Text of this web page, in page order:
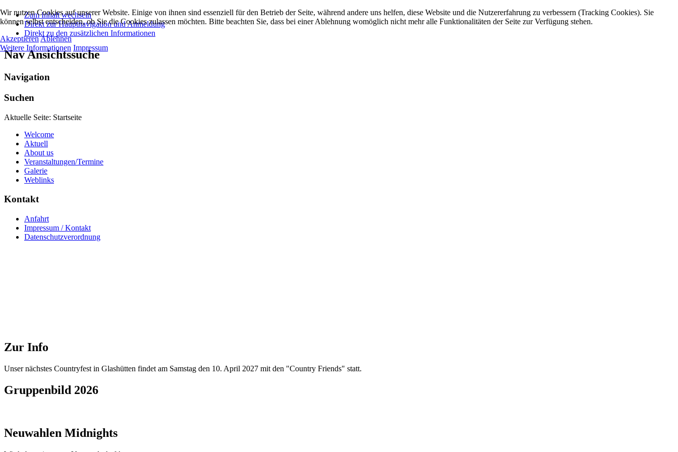
Zum Inhalt wechseln
Direkt zur Hauptnavigation und Anmeldung
Direkt zu den zusätzlichen Informationen
Nav Ansichtssuche
Navigation
Suchen
Aktuelle Seite: Startseite
Welcome
Aktuell
About us
Veranstaltungen/Termine
Galerie
Weblinks
Kontakt
Anfahrt
Impressum / Kontakt
Datenschutzverordnung
Zur Info
Unser nächstes Countryfest in Glashütten findet am Samstag den 10. April 2027 mit den "Country Friends" statt.
Gruppenbild 2026
Neuwahlen Midnights
Wir nutzen Cookies auf unserer Website. Einige von ihnen sind essenziell für den Betrieb der Seite, während andere uns helfen, diese Website und die Nutzererfahrung zu verbessern (Tracking Cookies). Sie
können selbst entscheiden, ob Sie die Cookies zulassen möchten. Bitte beachten Sie, dass bei einer Ablehnung womöglich nicht mehr alle Funktionalitäten der Seite zur Verfügung stehen.
AkzeptierenAblehnen
Weitere Informationen Impressum